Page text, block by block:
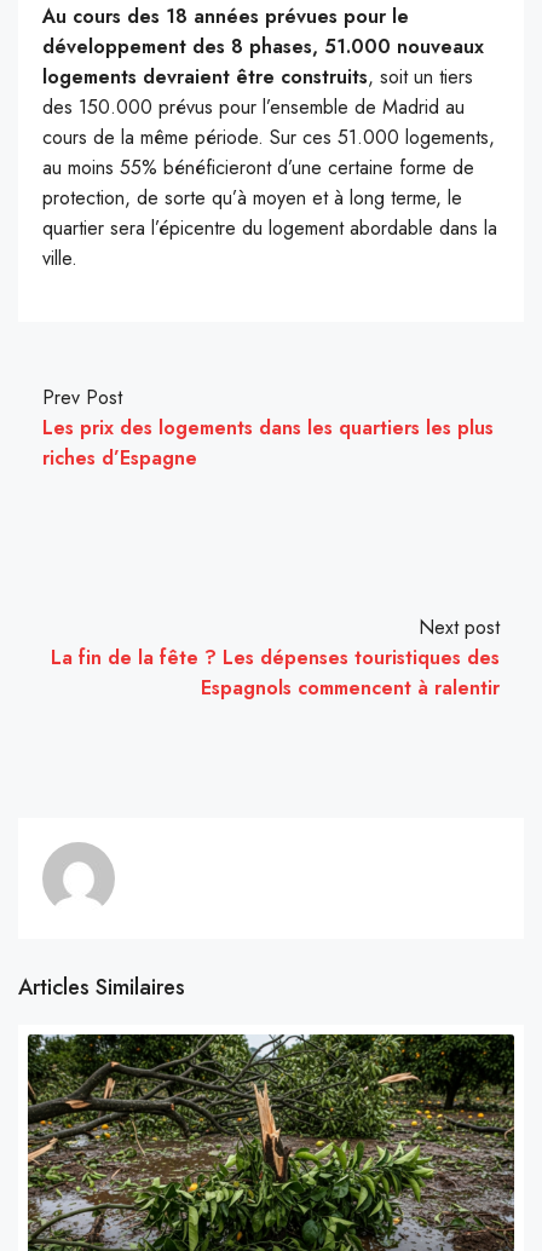
Au cours des 18 années prévues pour le
développement des 8 phases, 51.000 nouveaux
logements devraient être construits, soit un tiers
des 150.000 prévus pour l’ensemble de Madrid au
cours de la même période. Sur ces 51.000 logements,
au moins 55% bénéficieront d’une certaine forme de
protection, de sorte qu’à moyen et à long terme, le
quartier sera l’épicentre du logement abordable dans la
ville.
Prev Post
Les prix des logements dans les quartiers les plus
riches d’Espagne
Next post
La fin de la fête ? Les dépenses touristiques des
Espagnols commencent à ralentir
Articles Similaires